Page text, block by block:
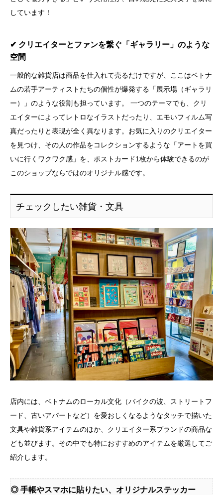
しています！
✔︎ クリエイターとファンを繋ぐ「ギャラリー」のような
空間
一般的な雑貨店は商品を仕入れて売るだけですが、ここはベトナ
ムの若手アーティストたちの個性が爆発する「展示場（ギャラリ
ー）」のような役割も担っています。 一つのテーマでも、クリ
エイターによってレトロなイラストだったり、エモいフィルム写
真だったりと表現が全く異なります。お気に入りのクリエイター
を見つけ、その人の作品をコレクションするような「アートを買
いに行くワクワク感」を、ポストカード1枚から体験できるのが
このショップならではのオリジナル感です。
チェックしたい雑貨・文具
店内には、ベトナムのローカル文化（バイクの波、ストリートフ
ード、古いアパートなど）を愛おしくなるようなタッチで描いた
文具や雑貨系アイテムのほか、クリエイター系ブランドの商品な
ども並びます。その中でも特におすすめのアイテムを厳選してご
紹介します。
◎ 手帳やスマホに貼りたい、オリジナルステッカー